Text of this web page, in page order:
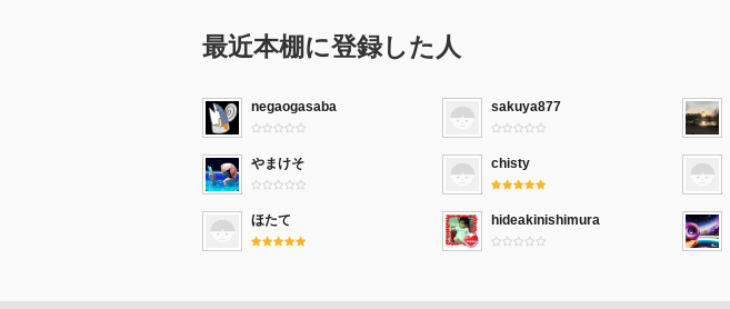
最近本棚に登録した人
negaogasaba sakuya877
やまけそ chisty
ほたて hideakinishimura